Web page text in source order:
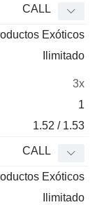
CALL
Exóticos
Ilimitado
3x
1
1.52 / 1.53
CALL
Exóticos
Ilimitado